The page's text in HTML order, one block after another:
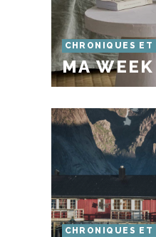
CHRONIQUES ET
MA
CHRONIQUES ET